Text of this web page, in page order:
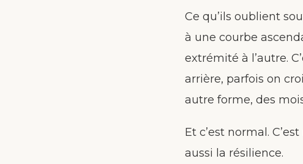
Ce qu’ils oublient
à une courbe
extrémité à l’autre.
arrière, parfois on
autre forme, des
Et c’est normal.
aussi la résilience.